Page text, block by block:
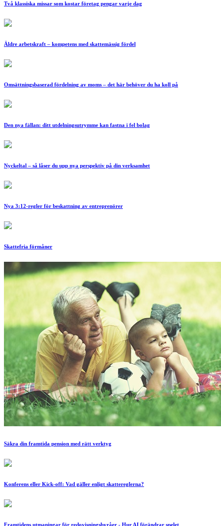
Två klassiska missar som kostar företag pengar varje dag
Äldre arbetskraft – kompetens med skattemässig fördel
Omsättningsbaserad fördelning av moms – det här behöver du ha koll på
Den nya fällan: ditt utdelningsutrymme kan fastna i fel bolag
Nyckeltal – så låser du upp nya perspektiv på din verksamhet
Nya 3:12-regler för beskattning av entreprenörer
Skattefria förmåner
Säkra din framtida pension med rätt verktyg
Konferens eller Kick-off: Vad gäller enligt skattereglerna?
Framtidens utmaningar för redovisningsbyråer - Hur AI förändrar spelet